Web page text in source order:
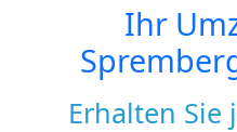
Ihr
Erhalten Sie